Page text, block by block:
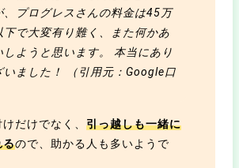
、プログレスさんの料金は45万
下で大変有り難く、また何かあ
しようと思います。 本当にあり
いました！ （引用元：Google口
けだけでなく、引っ越しも一緒に
るので、助かる人も多いようで